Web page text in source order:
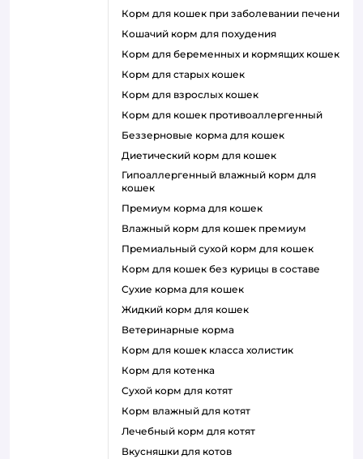
корм для кошек при заболевании печени
кошачий корм для похудения
корм для беременных и кормящих кошек
корм для старых кошек
корм для взрослых кошек
корм для кошек противоаллергенный
беззерновые корма для кошек
диетический корм для кошек
гипоаллергенный влажный корм для
кошек
премиум корма для кошек
влажный корм для кошек премиум
премиальный сухой корм для кошек
корм для кошек без курицы в составе
сухие корма для кошек
жидкий корм для кошек
ветеринарные корма
корм для кошек класса холистик
корм для котенка
сухой корм для котят
корм влажный для котят
лечебный корм для котят
вкусняшки для котов